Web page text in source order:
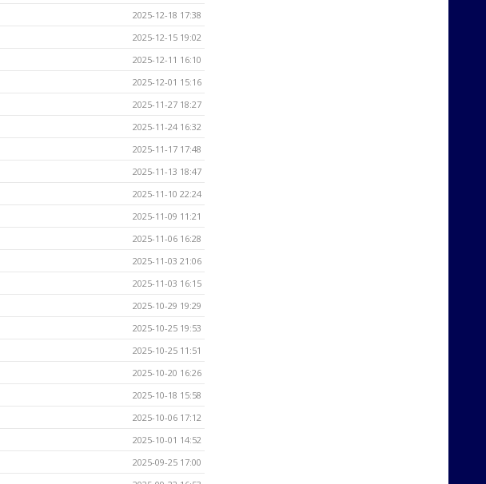
2025-12-18 17:38
2025-12-15 19:02
2025-12-11 16:10
2025-12-01 15:16
2025-11-27 18:27
2025-11-24 16:32
2025-11-17 17:48
2025-11-13 18:47
2025-11-10 22:24
2025-11-09 11:21
2025-11-06 16:28
2025-11-03 21:06
2025-11-03 16:15
2025-10-29 19:29
2025-10-25 19:53
2025-10-25 11:51
2025-10-20 16:26
2025-10-18 15:58
2025-10-06 17:12
2025-10-01 14:52
2025-09-25 17:00